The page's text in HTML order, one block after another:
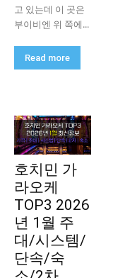
고 있는데 이 곳은
부이비엔 위 쪽에...
Read more
호치민 가
라오케
TOP3 2026
년 1월 주
대/시스템/
단속/숙